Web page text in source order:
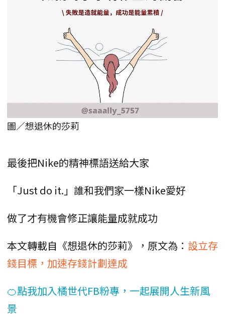
圖／想退休的莎莉
最後把Nike的精神標語送給大家
「Just do it.」誰和我們家一樣Nike愛好
做了才有機會修正讓能量成就成功
本文轉載自《想退休的莎莉》，原文為： 設立存
錢目標，加速存錢計劃達成
🍊點我加入橘世代FB粉專，一起展開人生新風
景